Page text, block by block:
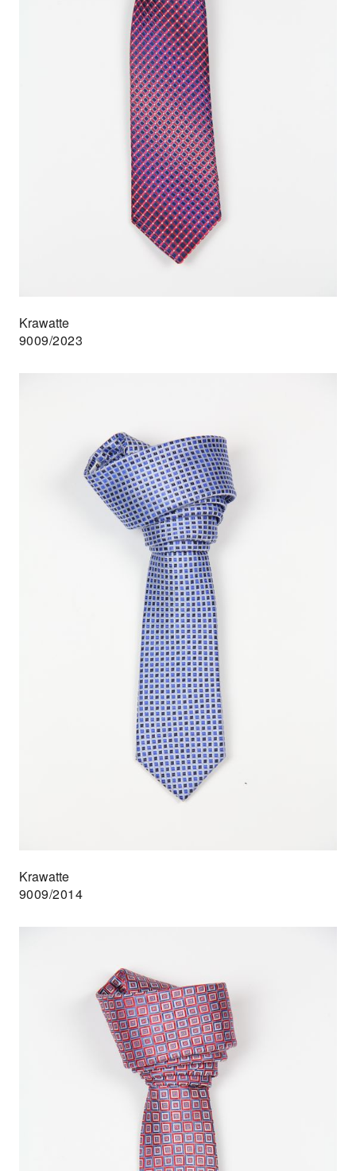
Krawatte
9009/2023
Krawatte
9009/2014